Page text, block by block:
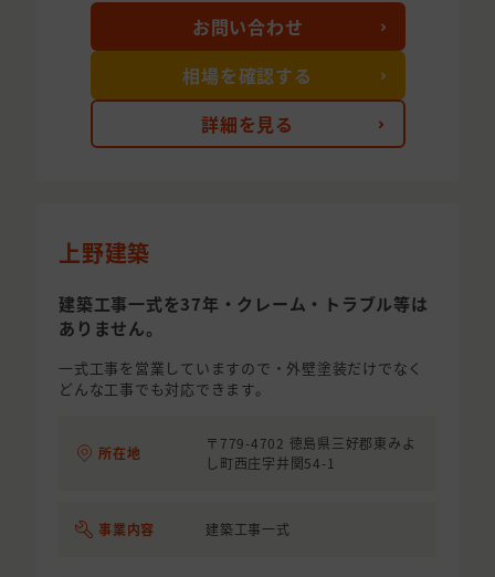
詳細を見る
お問い合わせ
相場を確認する
上野建築
建築工事一式を37年・クレーム・トラブル等は
ありません。
一式工事を営業していますので・外壁塗装だけでなく
どんな工事でも対応できます。
所在地
〒779-4702 徳島県三好郡東みよ
し町西庄字井関54-1
事業内容 建築工事一式